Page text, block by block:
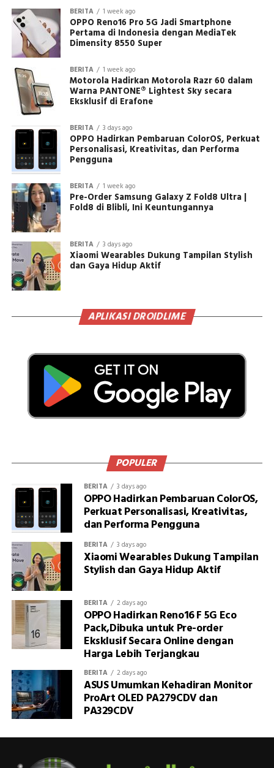
BERITA 1 week ago
OPPO Reno16 Pro 5G Jadi Smartphone
Pertama di Indonesia dengan MediaTek
Dimensity 8550 Super
BERITA 1 week ago
Motorola Hadirkan Motorola Razr 60 dalam
Warna PANTONE® Lightest Sky secara
Eksklusif di Erafone
BERITA 3 days ago
OPPO Hadirkan Pembaruan ColorOS, Perkuat
Personalisasi, Kreativitas, dan Performa
Pengguna
BERITA 1 week ago
Pre-Order Samsung Galaxy Z Fold8 Ultra |
Fold8 di Blibli, Ini Keuntungannya
BERITA 3 days ago
Xiaomi Wearables Dukung Tampilan Stylish
dan Gaya Hidup Aktif
APLIKASI DROIDLIME
POPULER
BERITA 3 days ago
OPPO Hadirkan Pembaruan ColorOS,
Perkuat Personalisasi, Kreativitas,
dan Performa Pengguna
BERITA 3 days ago
Xiaomi Wearables Dukung Tampilan
Stylish dan Gaya Hidup Aktif
BERITA 2 days ago
OPPO Hadirkan Reno16 F 5G Eco
Pack,Dibuka untuk Pre-order
Eksklusif Secara Online dengan
Harga Lebih Terjangkau
BERITA 2 days ago
ASUS Umumkan Kehadiran Monitor
ProArt OLED PA279CDV dan
PA329CDV